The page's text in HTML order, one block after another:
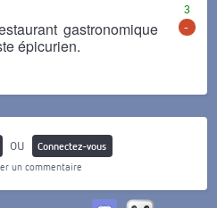
3
-
gastronomique
épicurien.
ou
Connectez-vous
un commentaire